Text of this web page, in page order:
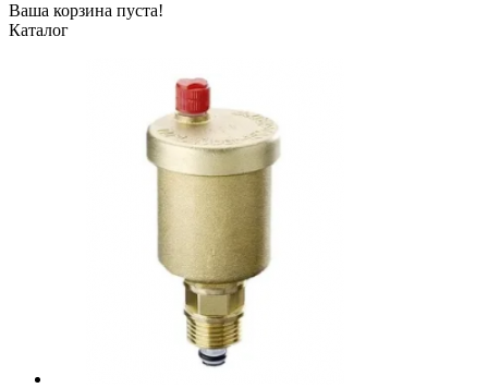
Ваша корзина пуста!
Каталог